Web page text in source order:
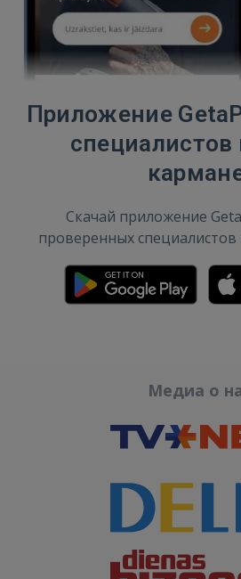
Приложение
специалистов
Скачай приложение
проверенных
Медиа о